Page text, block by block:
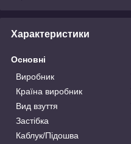
Характеристики
Основні
Виробник
Країна виробник
Вид взуття
Застібка
Каблук/Підошва